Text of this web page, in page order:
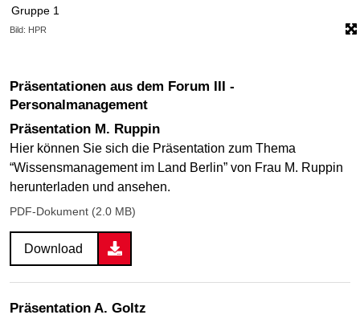
Gruppe 1
Bild: HPR
Präsentationen aus dem Forum III -
Personalmanagement
Präsentation M. Ruppin
Hier können Sie sich die Präsentation zum Thema
“Wissensmanagement im Land Berlin” von Frau M. Ruppin
herunterladen und ansehen.
PDF-Dokument (2.0 MB)
Download
Präsentation A. Goltz